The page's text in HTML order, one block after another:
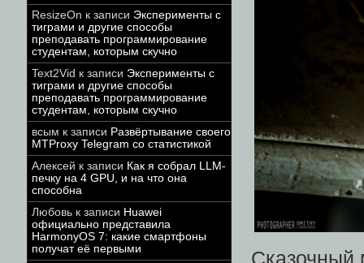
ResizeOn к записи Эксперименты с
тиграми и другие способы
преподавать программирование
студентам, которым скучно
Text2Vid к записи Эксперименты с
тиграми и другие способы
преподавать программирование
студентам, которым скучно
всым к записи Развёртывание своего
MTProxy Telegram со статистикой
Алексей к записи Как я собрал LLM-
печку на 4 GPU, и на что она
способна
Любовь к записи Huawei
официально представила
HarmonyOS 7: какие смартфоны
получат её первыми